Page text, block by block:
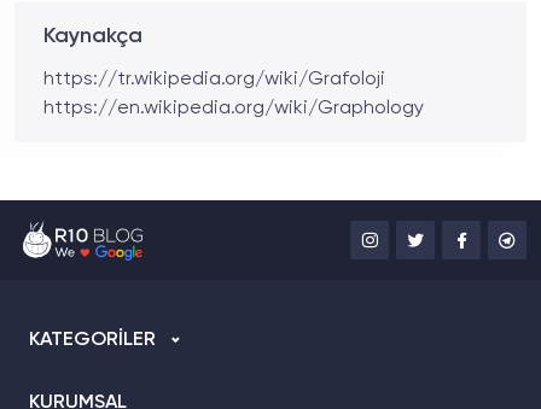
Kaynakça
https://tr.wikipedia.org/wiki/Grafoloji
https://en.wikipedia.org/wiki/Graphology
KATEGORİLER
KURUMSAL